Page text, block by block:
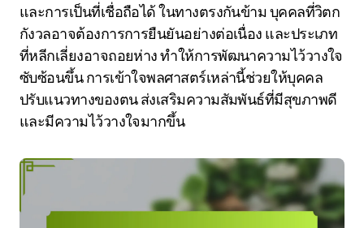
และการเป็นที่เชื่อถือได้ ในทางตรงกันข้าม บุคคลที่วิตก
กังวลอาจต้องการการยืนยันอย่างต่อเนื่อง และประเภท
ที่หลีกเลี่ยงอาจถอยห่าง ทำให้การพัฒนาความไว้วางใจ
ซับซ้อนขึ้น การเข้าใจพลศาสตร์เหล่านี้ช่วยให้บุคคล
ปรับแนวทางของตน ส่งเสริมความสัมพันธ์ที่มีสุขภาพดี
และมีความไว้วางใจมากขึ้น